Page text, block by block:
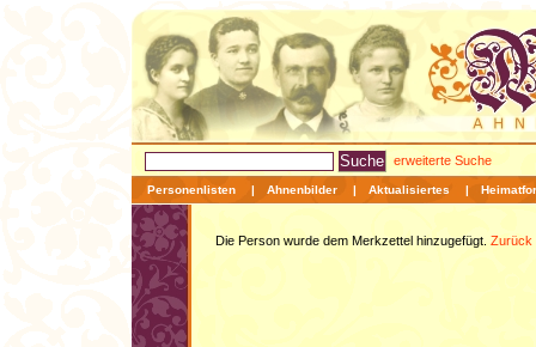
erweiterte Suche
Personenlisten | Ahnenbilder | Aktualisiertes |
Die Person wurde dem Merkzettel hinzugefügt. Zurück